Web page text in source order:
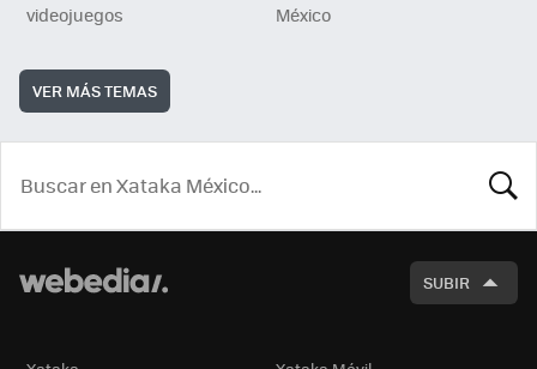
videojuegos
México
VER MÁS TEMAS
SUBIR